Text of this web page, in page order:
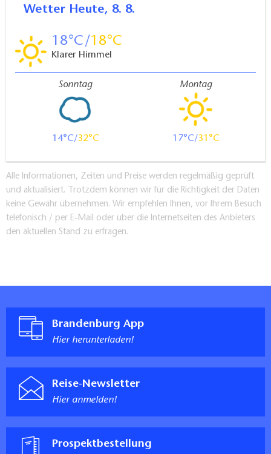
Wetter Heute, 8. 8.
18 18
Klarer Himmel
Sonntag
14 32
Montag
17 31
Alle Informationen, Zeiten und Preise werden regelmäßig geprüft
und aktualisiert. Trotzdem können wir für die Richtigkeit der Daten
keine Gewähr übernehmen. Wir empfehlen Ihnen, vor Ihrem Besuch
telefonisch / per E-Mail oder über die Internetseiten des Anbieters
den aktuellen Stand zu erfragen.
Brandenburg App
Hier herunterladen!
Reise-Newsletter
Hier anmelden!
Prospektbestellung